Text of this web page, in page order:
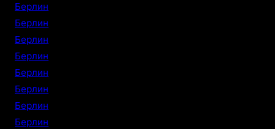
Берлин
Берлин
Берлин
Берлин
Берлин
Берлин
Берлин
Берлин